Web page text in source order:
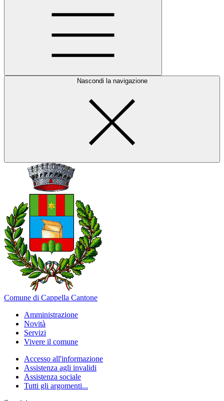
Nascondi la navigazione
Comune di Cappella Cantone
Amministrazione
Novità
Servizi
Vivere il comune
Accesso all'informazione
Assistenza agli invalidi
Assistenza sociale
Tutti gli argomenti...